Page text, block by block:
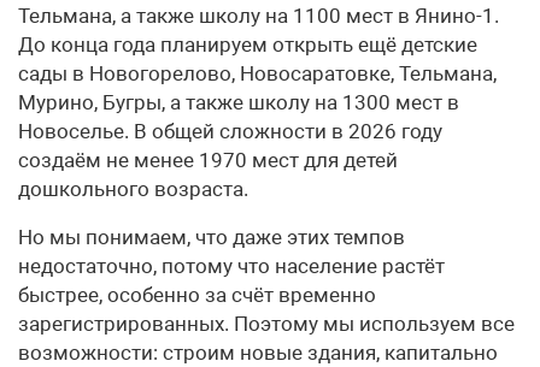
Тельмана, а также школу на 1100 мест в Янино-1.
До конца года планируем открыть ещё детские
сады в Новогорелово, Новосаратовке, Тельмана,
Мурино, Бугры, а также школу на 1300 мест в
Новоселье. В общей сложности в 2026 году
создаём не менее 1970 мест для детей
дошкольного возраста.
Но мы понимаем, что даже этих темпов
недостаточно, потому что население растёт
быстрее, особенно за счёт временно
зарегистрированных. Поэтому мы используем все
возможности: строим новые здания, капитально